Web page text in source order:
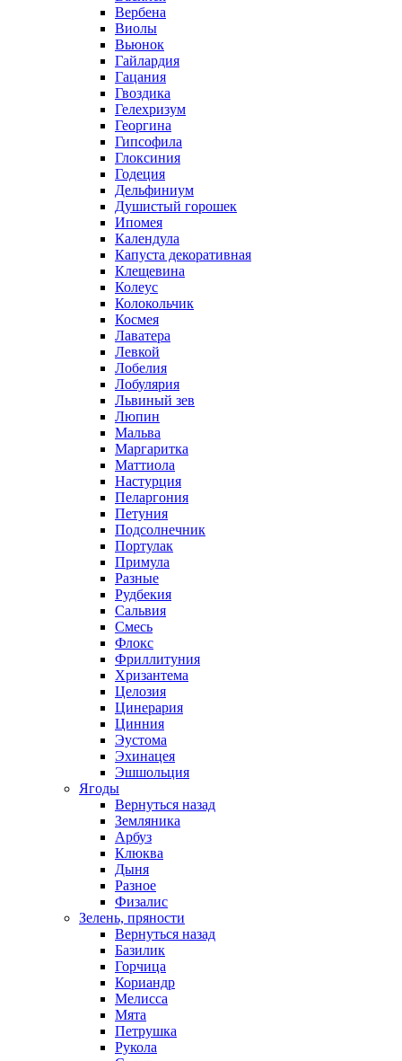
Вербена
Виолы
Вьюнок
Гайлардия
Гацания
Гвоздика
Гелехризум
Георгина
Гипсофила
Глоксиния
Годеция
Дельфиниум
Душистый горошек
Ипомея
Календула
Капуста декоративная
Клещевина
Колеус
Колокольчик
Космея
Лаватера
Левкой
Лобелия
Лобулярия
Львиный зев
Люпин
Мальва
Маргаритка
Маттиола
Настурция
Пеларгония
Петуния
Подсолнечник
Портулак
Примула
Разные
Рудбекия
Сальвия
Смесь
Флокс
Фриллитуния
Хризантема
Целозия
Цинерария
Цинния
Эустома
Эхинацея
Эшшольция
Ягоды
Вернуться назад
Земляника
Арбуз
Клюква
Дыня
Разное
Физалис
Зелень, пряности
Вернуться назад
Базилик
Горчица
Кориандр
Мелисса
Мята
Петрушка
Рукола